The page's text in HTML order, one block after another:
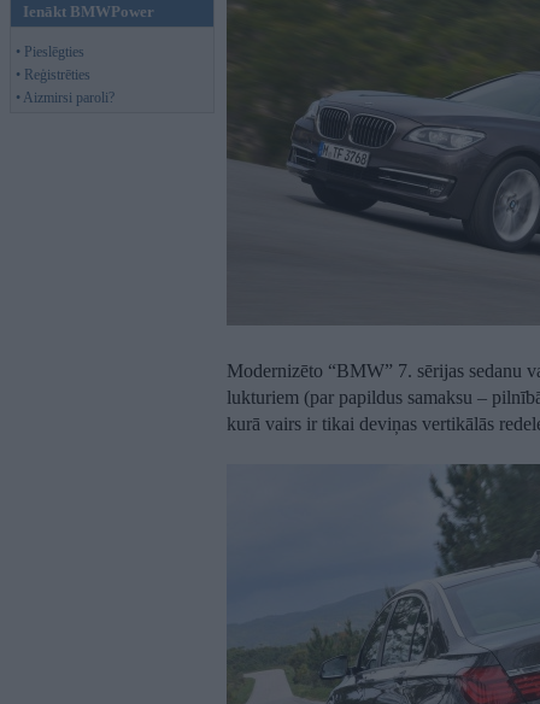
Ienākt BMWPower
• Pieslēgties
• Reģistrēties
• Aizmirsi paroli?
Modernizēto “BMW” 7. sērijas sedanu
lukturiem (par papildus samaksu –
kurā vairs ir tikai deviņas vertikālās